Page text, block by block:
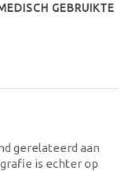
GEBRUIKTE
gerelateerd aan
is echter op